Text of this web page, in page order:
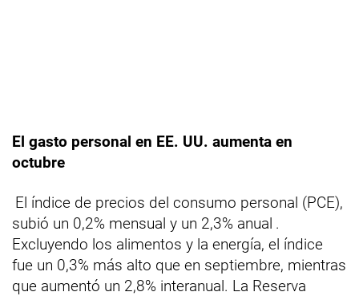
El gasto personal en EE. UU. aumenta en
octubre
El índice de precios del consumo personal (PCE),
subió un 0,2% mensual y un 2,3% anual .
Excluyendo los alimentos y la energía, el índice
fue un 0,3% más alto que en septiembre, mientras
que aumentó un 2,8% interanual. La Reserva